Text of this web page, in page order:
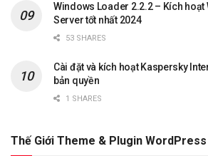
Windows Loader 2.2.2 – Kích hoạt
Server tốt nhất 2024
53 SHARES
Cài đặt và kích hoạt Kaspersky
bản quyền
1 SHARES
Thế Giới Theme & Plugin WordPress